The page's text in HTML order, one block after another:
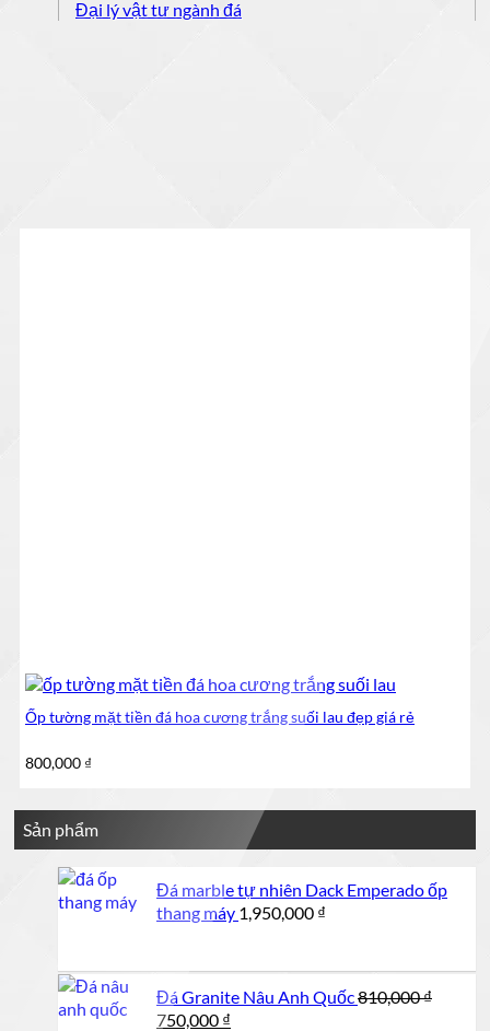
Đại lý vật tư ngành đá
Ốp tường mặt tiền đá hoa cương trắng suối lau đẹp giá rẻ
800,000 ₫
Sản phẩm
Đá marble tự nhiên Dack Emperado ốp
thang máy 1,950,000 ₫
Đá Granite Nâu Anh Quốc810,000₫
Giá
750,000 ₫